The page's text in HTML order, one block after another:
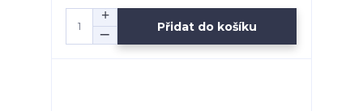
Přidat do košíku